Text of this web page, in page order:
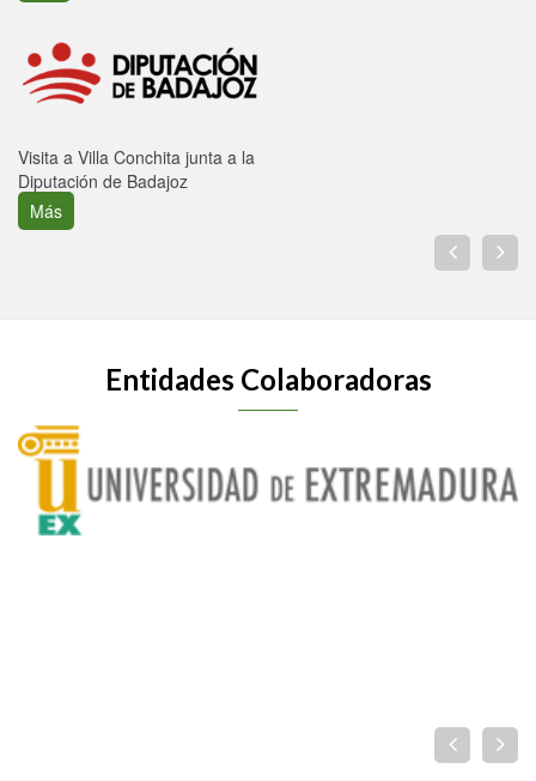
Visita a Villa Conchita junta a la
Diputación de Badajoz
Más
Entidades Colaboradoras